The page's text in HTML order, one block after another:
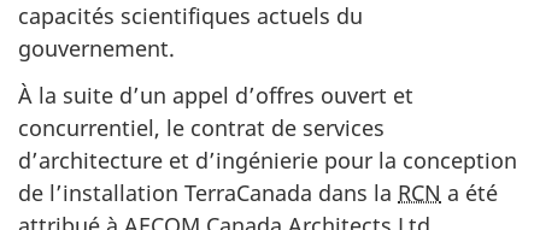
capacités scientifiques actuels du
gouvernement.
À la suite d’un appel d’offres ouvert et
concurrentiel, le contrat de services
d’architecture et d’ingénierie pour la conception
de l’installation TerraCanada dans la RCN a été